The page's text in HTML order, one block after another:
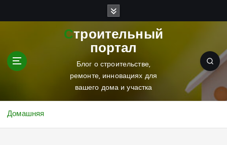
Строительный
портал
Блог о строительстве,
ремонте, инновациях для
вашего дома и участка
Домашняя